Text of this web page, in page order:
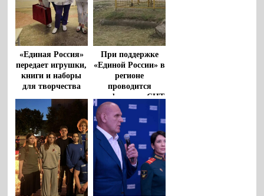
«Единая Россия»
передает игрушки,
книги и наборы
для творчества
для маленьких
пациентов
больниц региона
При поддержке
«Единой России» в
регионе
проводится
газификация СНТ